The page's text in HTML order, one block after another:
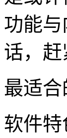
功能
话，
最适
软件特